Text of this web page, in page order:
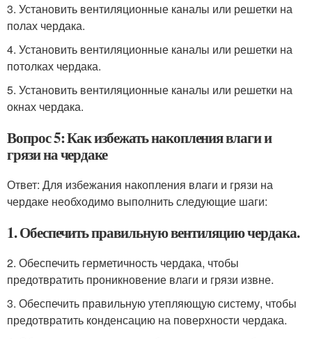
3. Установить вентиляционные каналы или решетки на
полах чердака.
4. Установить вентиляционные каналы или решетки на
потолках чердака.
5. Установить вентиляционные каналы или решетки на
окнах чердака.
Вопрос 5: Как избежать накопления влаги и
грязи на чердаке
Ответ: Для избежания накопления влаги и грязи на
чердаке необходимо выполнить следующие шаги:
1. Обеспечить правильную вентиляцию чердака.
2. Обеспечить герметичность чердака, чтобы
предотвратить проникновение влаги и грязи извне.
3. Обеспечить правильную утепляющую систему, чтобы
предотвратить конденсацию на поверхности чердака.